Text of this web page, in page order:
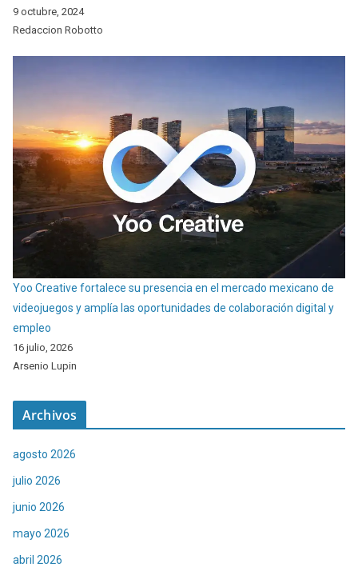
9 octubre, 2024
Redaccion Robotto
Yoo Creative fortalece su presencia en el mercado mexicano de
videojuegos y amplía las oportunidades de colaboración digital y
empleo
16 julio, 2026
Arsenio Lupin
Archivos
agosto 2026
julio 2026
junio 2026
mayo 2026
abril 2026